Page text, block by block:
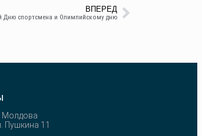
ВПЕРЕД
Дню спортсмена и Олимпийскому дню
Молдова
Пушкина 11